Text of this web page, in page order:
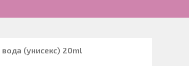
вода (унисекс) 20ml